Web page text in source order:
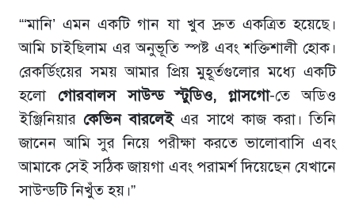
“‘মানি’ এমন একটি গান যা খুব দ্রুত একত্রিত হয়েছে।
আমি চাইছিলাম এর অনুভূতি স্পষ্ট এবং শক্তিশালী হোক।
রেকর্ডিংয়ের সময় আমার প্রিয় মুহূর্তগুলোর মধ্যে একটি
হলো গোরবালস সাউন্ড স্টুডিও, গ্লাসগো-তে অডিও
ইঞ্জিনিয়ারকেভিন বারলেইএর সাথে কাজ করা। তিনি
জানেন আমি সুর নিয়ে পরীক্ষা করতে ভালোবাসি এবং
আমাকে সেই সঠিক জায়গা এবং পরামর্শ দিয়েছেন যেখানে
সাউন্ডটি নিখুঁত হয়।”